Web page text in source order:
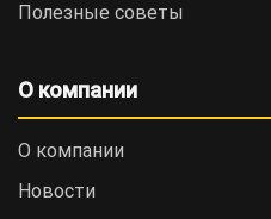
Полезные советы
О компании
О компании
Новости